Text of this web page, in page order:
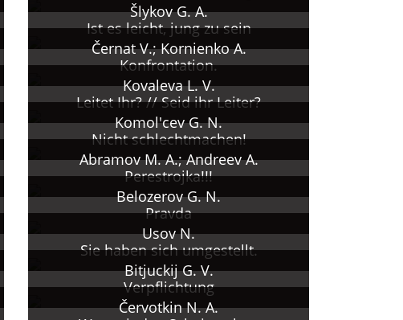
Šlykov G. A.
Ist es leicht, jung zu sein
Černat V.; Kornienko A.
Konfrontation.
Kovaleva L. V.
Leitet Ihr? // Seid ihr Leiter?
Komol'cev G. N.
Nicht schlechtmachen!
Abramov M. A.; Andreev A.
Perestrojka!!!
Belozerov G. N.
Pravda
Usov N.
Sie haben sich umgestellt.
Bitjuckij G. V.
Verpflichtung
Červotkin N. A.